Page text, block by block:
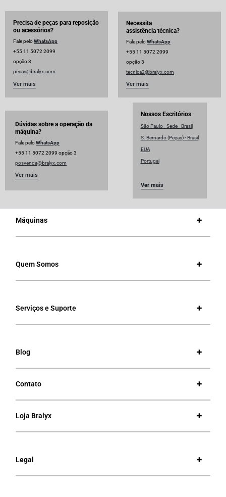
Precisa de peças para reposição
ou acessórios?
Fale peloWhatsApp
+55 11 5072 2099
opção 3
pecas@bralyx.com
Ver mais
Necessita
assistência técnica?
Fale peloWhatsApp
+55 11 5072 2099
opção 3
tecnica2@bralyx.com
Ver mais
Dúvidas sobre a operação da
máquina?
Fale peloWhatsApp
+55 11 5072 2099 opção 3
posvenda@bralyx.com
Ver mais
Nossos Escritórios
São Paulo - Sede - Brasil
S. Bernardo (Peças) - Brasil
EUA
Portugal
Ver mais
Máquinas
Quem Somos
Serviços e Suporte
Blog
Contato
Loja Bralyx
Legal